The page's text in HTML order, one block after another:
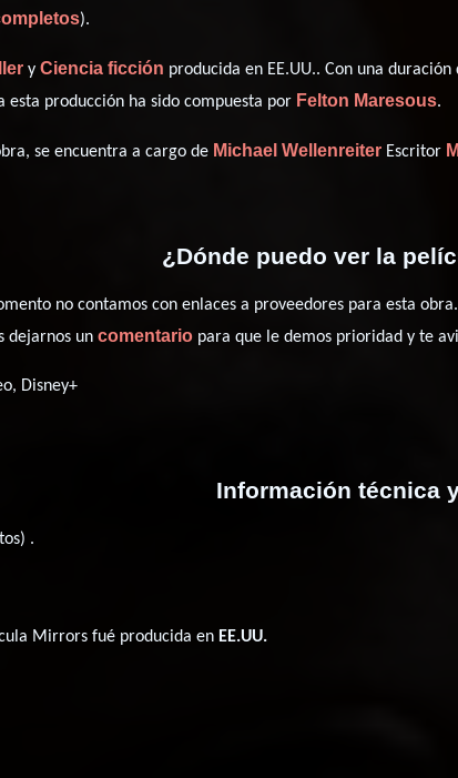
).
yCiencia ficción producida en EE.UU.. Con una
esta producción ha sido compuesta por Felton Maresous.
se encuentra a cargo de Michael Wellenreiter Escritor
¿Dónde puedo ver la
no contamos con enlaces a proveedores para esta
dejarnos uncomentario para que le demos prioridad y te
Disney+
Información técnica y
.
Mirrors fué producida en EE.UU.